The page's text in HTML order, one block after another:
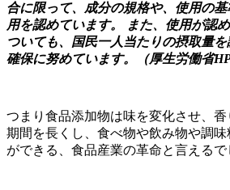
合に限って、成分の規格や、使用の
用を認めています。 また、使用が認
ついても、国民一人当たりの摂取量
確保に努めています。（厚生労働省HP
つまり食品添加物は味を変化させ、
期間を長くし、食べ物や飲み物や調
ができる、食品産業の革命と言えるで